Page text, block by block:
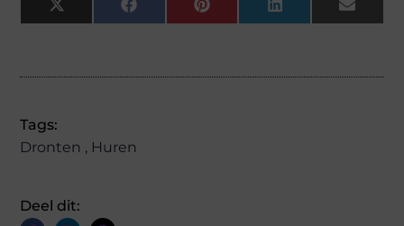
X
(Twitter)
FacebookPinterestLinkedIn Email
Tags:
Dronten , Huren
Deel dit: